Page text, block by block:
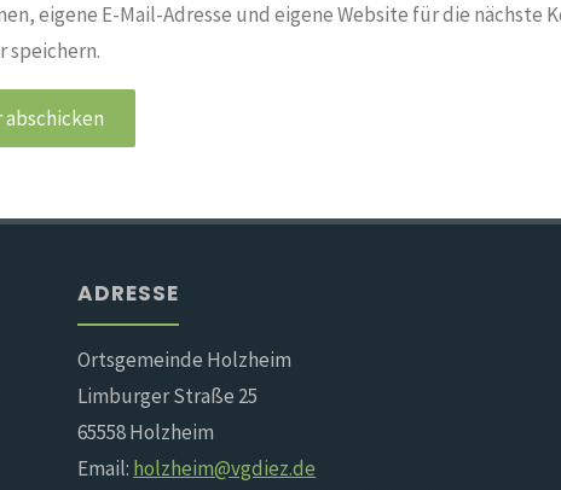
eigene E-Mail-Adresse und eigene Website für die nächste
speichern.
ADRESSE
Ortsgemeinde Holzheim
Limburger Straße 25
65558 Holzheim
Email: holzheim@vgdiez.de